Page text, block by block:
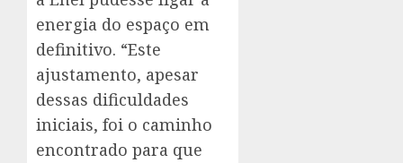
energia do espaço em
definitivo. “Este
ajustamento, apesar
dessas dificuldades
iniciais, foi o caminho
encontrado para que